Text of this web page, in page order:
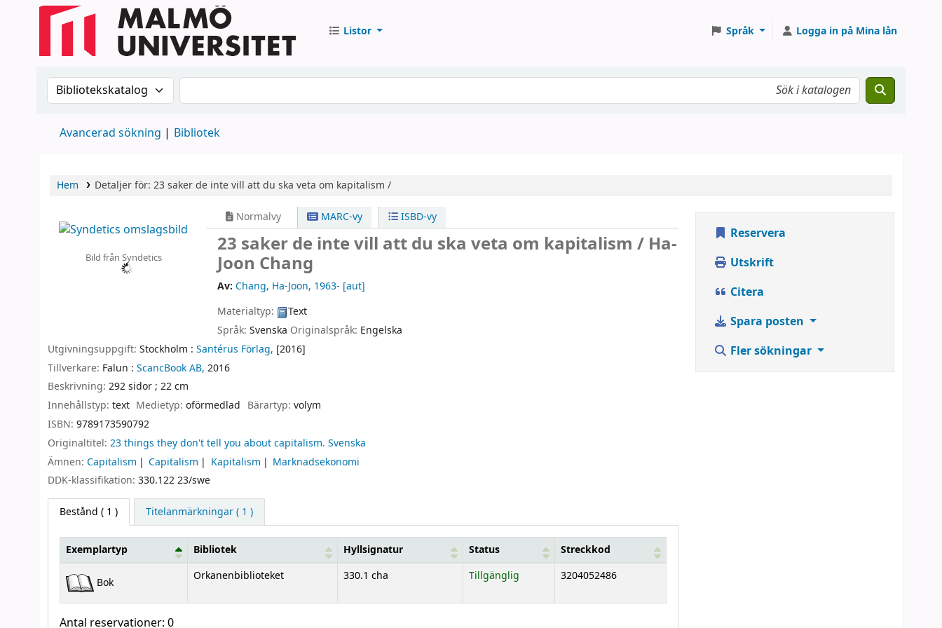
Listor Språk Logga in på Mina lån
Sök i katalogen efter:Sök i katalogen
Avancerad sökning Bibliotek
Hem Detaljer för: 23 saker de inte vill att du ska veta om kapitalism /
Bild från Syndetics
Normalvy MARC-vy ISBD-vy
23 saker de inte vill att du ska veta om kapitalism / Ha-
Joon Chang
Av: Chang, Ha-Joon, 1963- [aut]
Materialtyp:
Text
Språk:Svenska Originalspråk: Engelska
Utgivningsuppgift: Stockholm : Santérus Förlag, [2016]
Tillverkare: Falun : ScancBook AB, 2016
Beskrivning: 292 sidor ; 22 cm
Innehållstyp: text Medietyp:oförmedlad Bärartyp: volym
ISBN: 9789173590792
Originaltitel: 23 things they don't tell you about capitalism. Svenska
Ämnen: Capitalism Capitalism Kapitalism
Marknadsekonomi
DDK-klassifikation: 330.122 23/swe
Bestånd ( 1 ) Titelanmärkningar ( 1 )
Bestånd
Exemplartyp Bibliotek Hyllsignatur Status Streckkod
Bok Orkanenbiblioteket 330.1 cha Tillgänglig 3204052486
Antal reservationer: 0
Reservera
Utskrift
Citera
Spara posten
Fler sökningar